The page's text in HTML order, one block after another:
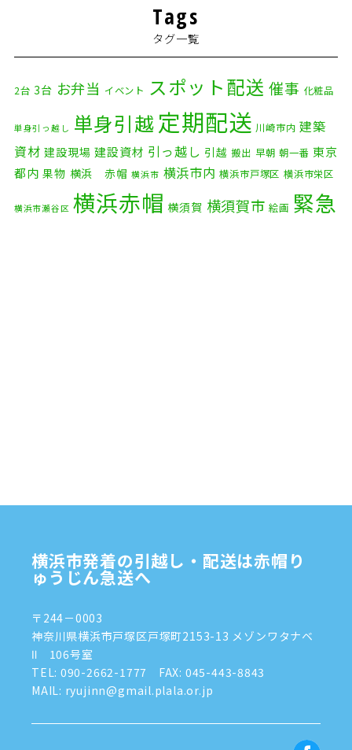
2026年1月
2025年11月(4)
2025年10月(9)
2025年9月
(3)
2025年8月(2)
2025年7月(6)
2024年9月(2)
2024年7月
(8)
2024年5月(2)
2024年4月(3)
2024年3月(8)
2024年1月(3)
Tags
タグ一覧
2台 3台 お弁当 イベント スポット配送 催事 化粧品
単身引っ越し 単身引越 定期配送 川崎市内 建築
資材 建設現場 建設資材 引っ越し 引越 搬出 早朝 朝一番 東京
都内 果物 横浜 赤帽 横浜市 横浜市内 横浜市戸塚区 横浜市栄区
横浜市瀬谷区 横浜赤帽 横須賀 横須賀市 絵画 緊急
横浜市発着の引越し・配送は赤帽り
ゅうじん急送へ
〒244－0003
神奈川県横浜市戸塚区戸塚町2153-13 メゾンワタナベ
Ⅱ 106号室
TEL: 090-2662-1777
FAX: 045-443-8843
MAIL: ryujinn@gmail.plala.or.jp